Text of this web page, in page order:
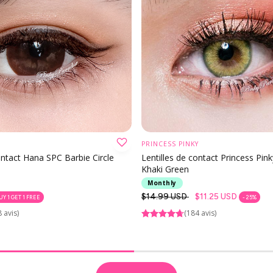
Hana SPC Barbie Circle
1 GET 1 FREE
avis)
CHOISIR UNE
PRINCESS PINKY
Lentilles de contact Princess
Khaki Green
Monthly
Prix
habituel
$14.99 USD $11.25 USD - 25%
(184 avis)